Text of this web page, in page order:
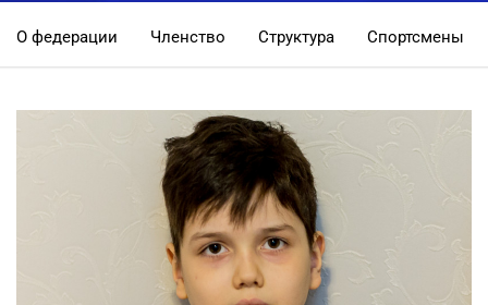
О федерации Членство Структура Спортсмены